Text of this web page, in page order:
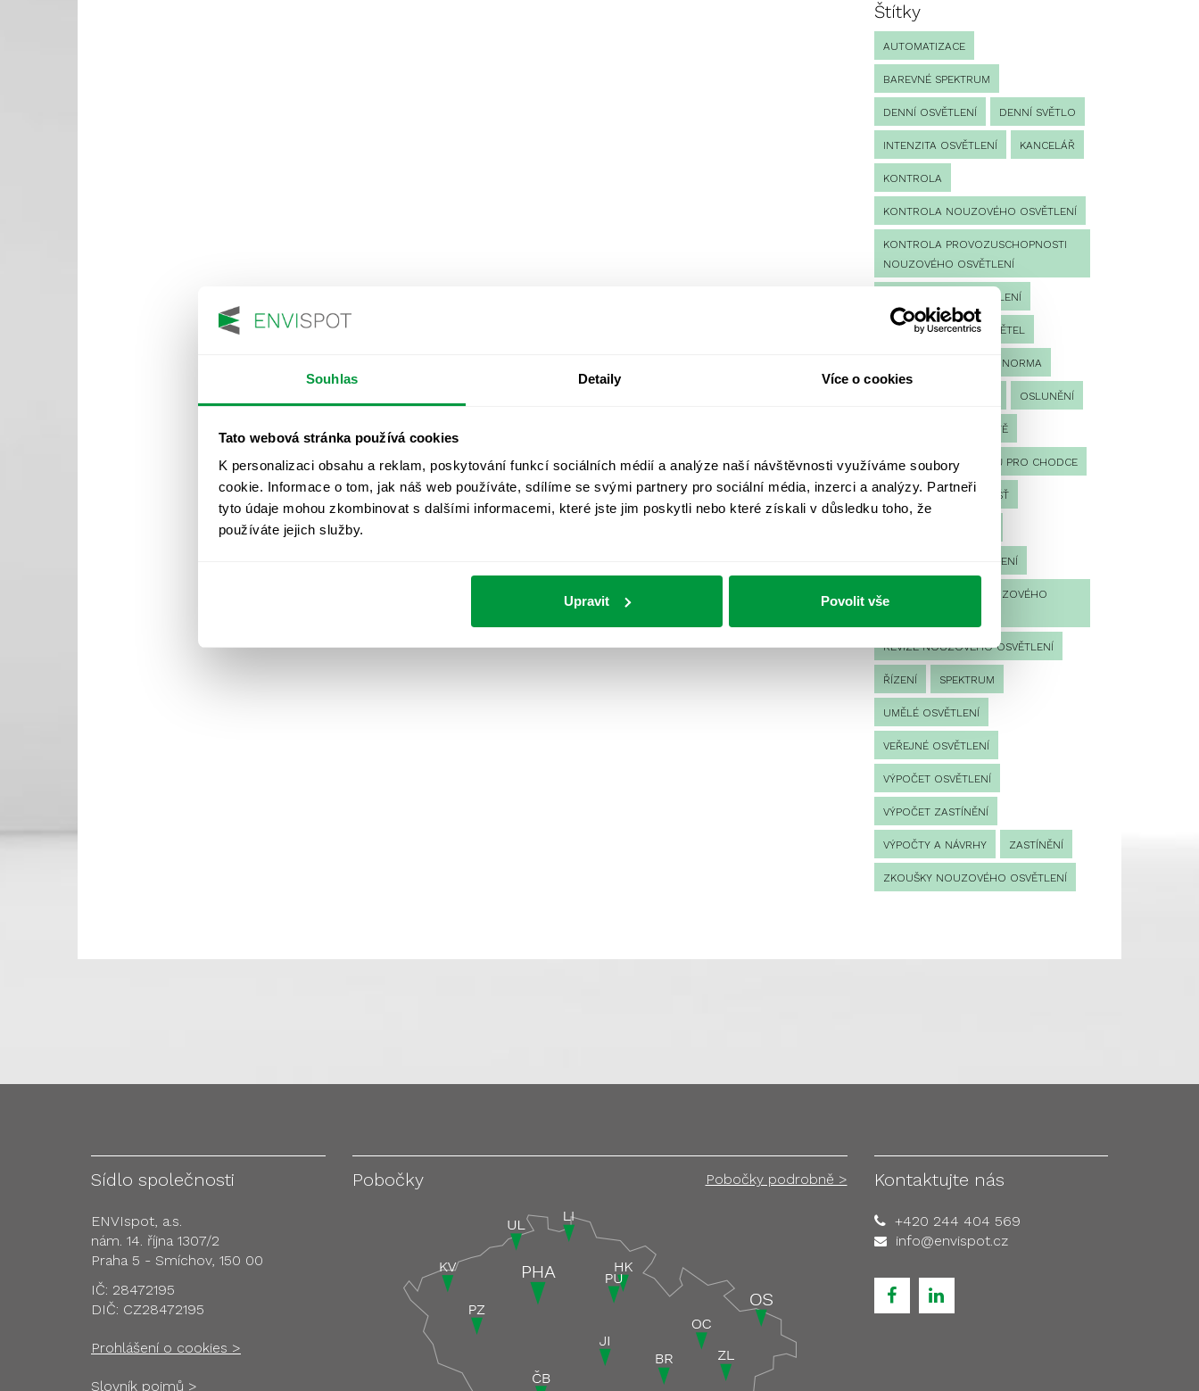
Souhlas Detaily Více o cookies
Tato webová stránka používá cookies
K personalizaci obsahu a reklam, poskytování funkcí sociálních médií a analýze naší návštěvnosti využíváme soubory
cookie. Informace o tom, jak náš web používáte, sdílíme se svými partnery pro sociální média, inzerci a analýzy. Partneři
tyto údaje mohou zkombinovat s dalšími informacemi, které jste jim poskytli nebo které získali v důsledku toho, že
používáte jejich služby.
Upravit Povolit vše
Štítky
AUTOMATIZACE
BAREVNÉ SPEKTRUM
DENNÍ OSVĚTLENÍ DENNÍ SVĚTLO
INTENZITA OSVĚTLENÍ KANCELÁŘ
KONTROLA
KONTROLA NOUZOVÉHO OSVĚTLENÍ
KONTROLA PROVOZUSCHOPNOSTI
NOUZOVÉHO OSVĚTLENÍ
LED NOUZOVÉ OSVĚTLENÍ
MĚŘENÍ MĚŘENÍ SVĚTEL
NORMA
OSLUNĚNÍ
OSVĚTLENÍ PRACOVIŠTĚ
OSVĚTLENÍ PŘECHODŮ PRO CHODCE
OSVĚTLENÍ SPORTOVIŠŤ
PROTIPANICKÉ OSVĚTLENÍ
PROVOZNÍ DENÍK NOUZOVÉHO
REVIZE NOUZOVÉHO OSVĚTLENÍ
ŘÍZENÍ SPEKTRUM
UMĚLÉ OSVĚTLENÍ
VEŘEJNÉ OSVĚTLENÍ
VÝPOČET OSVĚTLENÍ
VÝPOČET ZASTÍNĚNÍ
VÝPOČTY A NÁVRHY ZASTÍNĚNÍ
ZKOUŠKY NOUZOVÉHO OSVĚTLENÍ
Sídlo společnosti
ENVIspot, a.s.
nám. 14. října 1307/2
Praha 5 - Smíchov, 150 00
IČ: 28472195
DIČ: CZ28472195
Prohlášení o cookies >
Slovník pojmů >
Pobočky Pobočky podrobně > Kontaktujte nás
+420 244 404 569
info@envispot.cz